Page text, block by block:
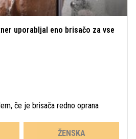
uporabljal eno brisačo za vse
če je brisača redno oprana
ŽENSKA